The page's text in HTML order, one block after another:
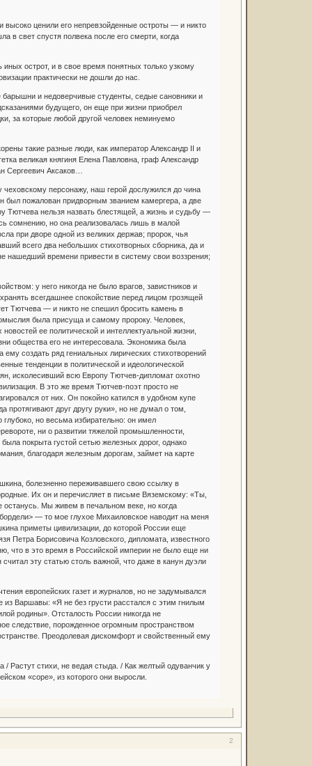
ценили его непревзойденные остроты — и никто
в свет спустя полвека после его смерти, когда
острот, и в свое время понятных только узкому
практически не дошли до нас.
и недоверчивые студенты, седые сановники и
будущего, он еще при жизни приобрел
за которые любой другой человек неминуемо
такие разные люди, как император Александр II и
великая княгиня Елена Павловна, граф Александр
Сергеевич Аксаков…
персонажу, наш герой дослужился до чина
был пожалован придворным званием камергера, а две
Тютчева нельзя назвать блестящей, а жизнь и судьбу —
сомнению, но она реализовалась лишь в малой
при дворе одной из великих держав; пророк, чья
всего два небольших стихотворных сборника, да и
нашедший времени привести в систему свои воззрения;
у него никогда не было врагов, завистников и
всегдашнее спокойствие перед лицом грозящей
Тютчева — и никто не спешил бросить камень в
была присуща и самому пророку. Человек,
ее политической и интеллектуальной жизни,
общества его не интересовала. Экономика была
создать ряд гениальных лирических стихотворений
тенденции в политической и идеологической
исколесивший всю Европу Тютчев-дипломат охотно
В это же время Тютчев-поэт просто не
от них. Он покойно катился в удобном купе
протягивают друг другу руки», но не думал о том,
но весьма избирательно: он имел
ни о развитии тяжелой промышленности,
покрыта густой сетью железных дорог, однако
благодаря железным дорогам, займет на карте
болезненно переживавшего свою ссылку в
Их он и перечисляет в письме Вяземскому: «Ты,
останусь. Мы живем в печальном веке, но когда
— то мое глухое Михаиловское наводит на меня
приметы цивилизации, до которой России еще
Петра Борисовича Козловского, дипломата, известного
что в это время в Российской империи не было еще ни
эту статью столь важной, что даже в канун дуэли
европейских газет и журналов, но не задумывался
из Варшавы: «Я не без грусти расстался с этим гнилым
родины». Отсталость России никогда не
следствие, порожденное огромным пространством
Преодолевая дискомфорт и свойственный ему
Растут стихи, не ведая стыда. / Как желтый одуванчик у
«соре», из которого они выросли.
2